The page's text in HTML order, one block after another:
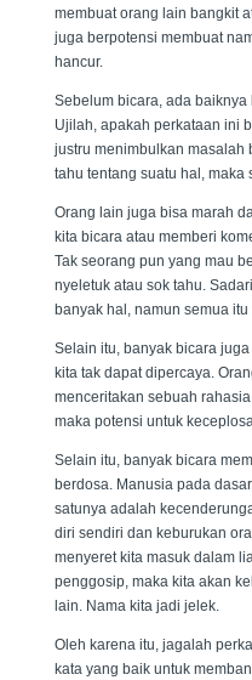
membuat orang lain bangkit
juga berpotensi membuat
hancur.
Sebelum bicara, ada
Ujilah, apakah perkataan ini
justru menimbulkan masalah
tahu tentang suatu hal, maka
Orang lain juga bisa marah
kita bicara atau memberi
Tak seorang pun yang mau
nyeletuk atau sok tahu.
banyak hal, namun semua
Selain itu, banyak bicara
kita tak dapat dipercaya.
menceritakan sebuah
maka potensi untuk
Selain itu, banyak bicara
berdosa. Manusia pada
satunya adalah
diri sendiri dan keburukan
menyeret kita masuk dalam
penggosip, maka kita akan
lain. Nama kita jadi jelek.
Oleh karena itu, jagalah
kata yang baik untuk